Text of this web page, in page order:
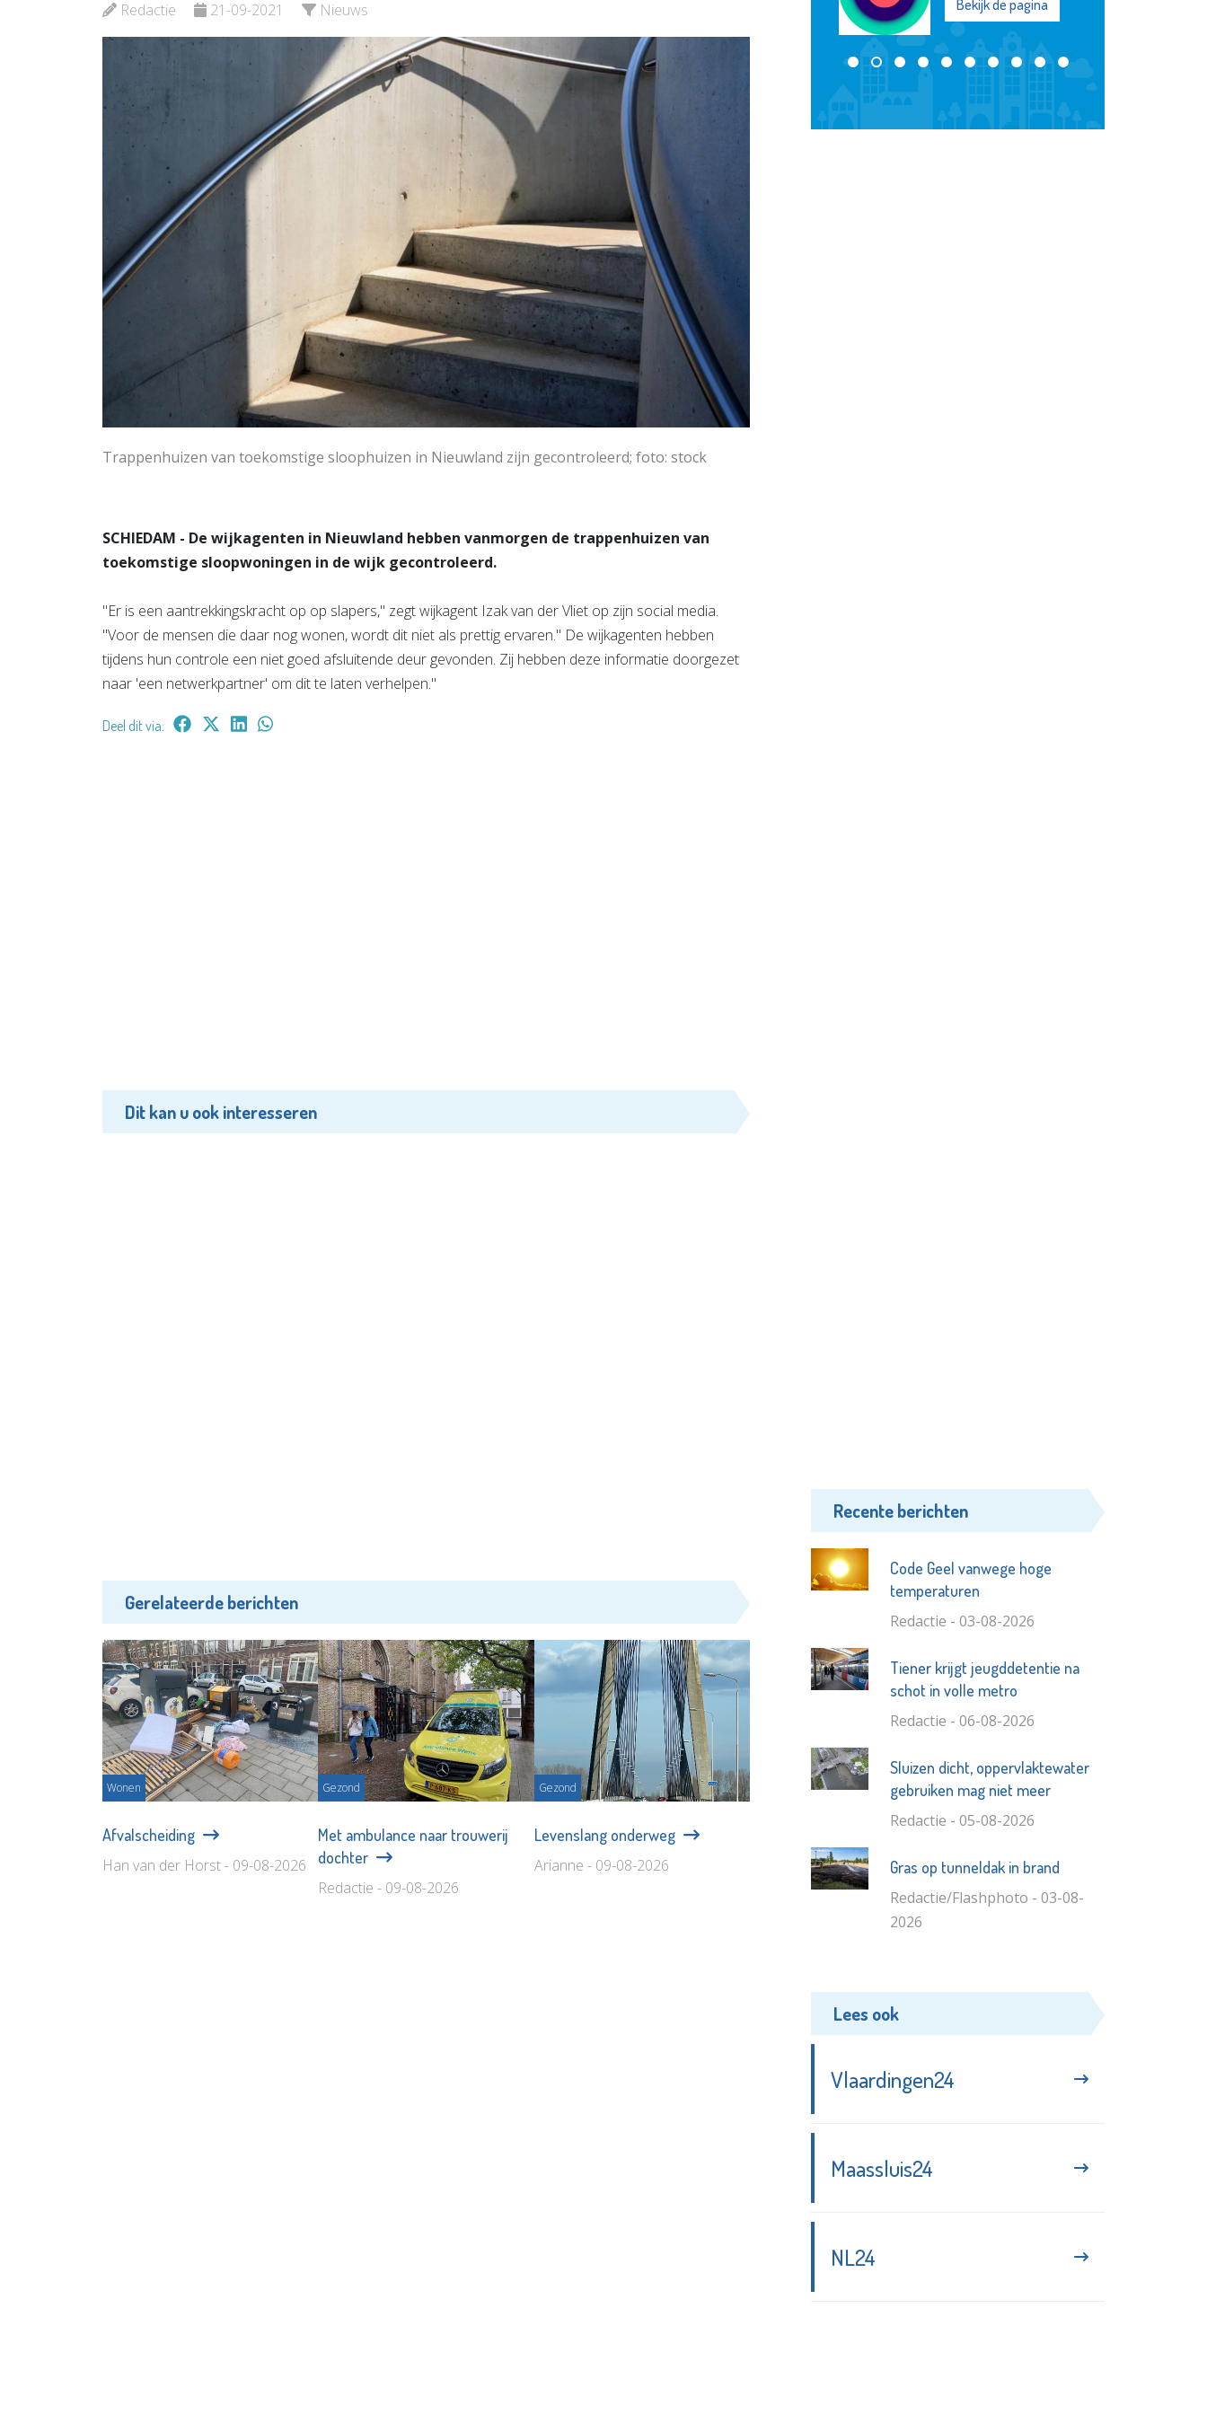
Redactie 21-09-2021 Nieuws
Trappenhuizen van toekomstige sloophuizen in Nieuwland zijn gecontroleerd; foto: stock
SCHIEDAM - De wijkagenten in Nieuwland hebben vanmorgen de trappenhuizen van
toekomstige sloopwoningen in de wijk gecontroleerd.
"Er is een aantrekkingskracht op op slapers," zegt wijkagent Izak van der Vliet op zijn social media.
"Voor de mensen die daar nog wonen, wordt dit niet als prettig ervaren." De wijkagenten hebben
tijdens hun controle een niet goed afsluitende deur gevonden. Zij hebben deze informatie doorgezet
naar 'een netwerkpartner' om dit te laten verhelpen."
Deel dit via:
Dit kan u ook interesseren
Gerelateerde berichten
Wonen
Afvalscheiding
Han van der Horst - 09-08-2026
Gezond
Met ambulance naar trouwerij
dochter
Redactie - 09-08-2026
Gezond
Levenslang onderweg
Arianne - 09-08-2026
Bekijk de pagina
Recente berichten
Code Geel vanwege hoge
temperaturen
Redactie - 03-08-2026
Tiener krijgt jeugddetentie na
schot in volle metro
Redactie - 06-08-2026
Sluizen dicht, oppervlaktewater
gebruiken mag niet meer
Redactie - 05-08-2026
Gras op tunneldak in brand
Redactie/Flashphoto - 03-08-
2026
Lees ook
Vlaardingen24
Maassluis24
NL24